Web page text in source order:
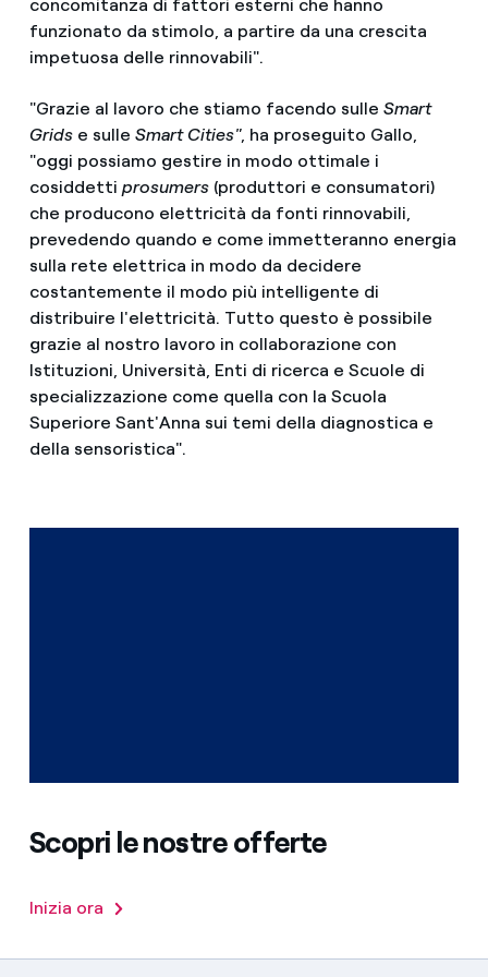
concomitanza di fattori esterni che hanno
funzionato da stimolo, a partire da una crescita
impetuosa delle rinnovabili".
"Grazie al lavoro che stiamo facendo sulle Smart
Gridse sulle Smart Cities", ha proseguito Gallo,
"oggi possiamo gestire in modo ottimale i
cosiddetti prosumers(produttori e consumatori)
che producono elettricità da fonti rinnovabili,
prevedendo quando e come immetteranno energia
sulla rete elettrica in modo da decidere
costantemente il modo più intelligente di
distribuire l'elettricità. Tutto questo è possibile
grazie al nostro lavoro in collaborazione con
Istituzioni, Università, Enti di ricerca e Scuole di
specializzazione come quella con la Scuola
Superiore Sant'Anna sui temi della diagnostica e
della sensoristica".
Scopri le nostre offerte
Inizia ora